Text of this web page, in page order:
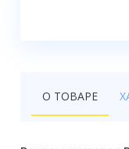
О ТОВАРЕ